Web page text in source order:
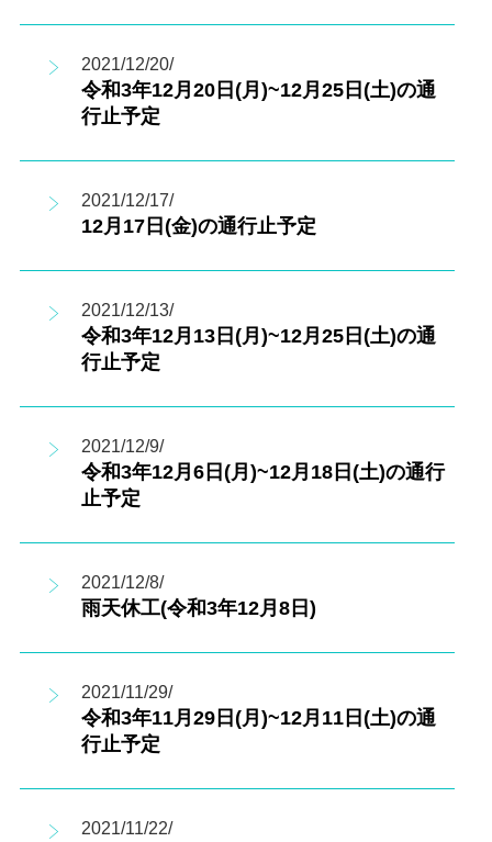
2021/12/20/
令和3年12月20日(月)~12月25日(土)の通
行止予定
2021/12/17/
12月17日(金)の通行止予定
2021/12/13/
令和3年12月13日(月)~12月25日(土)の通
行止予定
2021/12/9/
令和3年12月6日(月)~12月18日(土)の通行
止予定
2021/12/8/
雨天休工(令和3年12月8日)
2021/11/29/
令和3年11月29日(月)~12月11日(土)の通
行止予定
2021/11/22/